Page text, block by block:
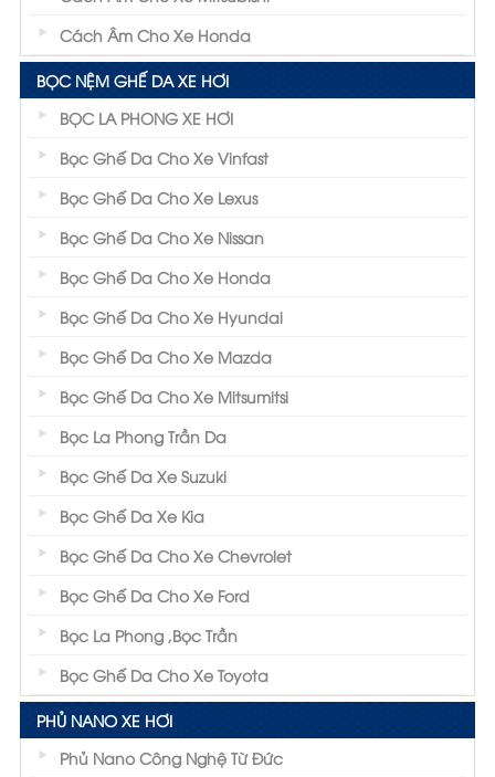
Cách Âm Cho Xe Honda
BỌC NỆM GHẾ DA XE HƠI
BỌC LA PHONG XE HƠI
Bọc Ghế Da Cho Xe Vinfast
Bọc Ghế Da Cho Xe Lexus
Bọc Ghế Da Cho Xe Nissan
Bọc Ghế Da Cho Xe Honda
Bọc Ghế Da Cho Xe Hyundai
Bọc Ghế Da Cho Xe Mazda
Bọc Ghế Da Cho Xe Mitsumitsi
Bọc La Phong Trần Da
Bọc Ghế Da Xe Suzuki
Bọc Ghế Da Xe Kia
Bọc Ghế Da Cho Xe Chevrolet
Bọc Ghế Da Cho Xe Ford
Bọc La Phong ,Bọc Trần
Bọc Ghế Da Cho Xe Toyota
PHỦ NANO XE HƠI
Phủ Nano Công Nghệ Từ Đức